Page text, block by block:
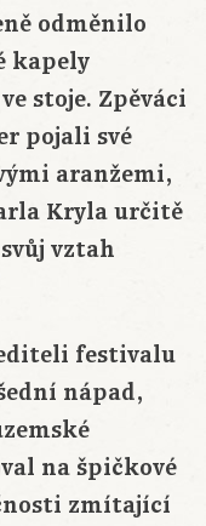
odměnilo
kapely
stoje. Zpěváci
pojali své
aranžemi,
Kryla určitě
vztah
festivalu
nápad,
na špičkové
zmítající